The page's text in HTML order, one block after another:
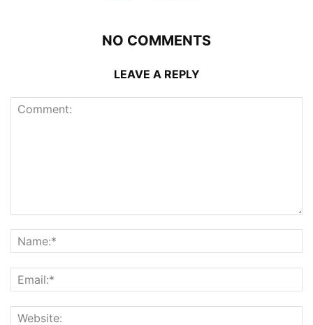
NO COMMENTS
LEAVE A REPLY